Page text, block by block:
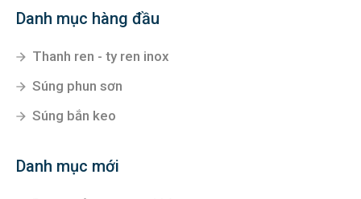
Danh mục hàng đầu
Thanh ren - ty ren inox
Súng phun sơn
Súng bắn keo
Danh mục mới